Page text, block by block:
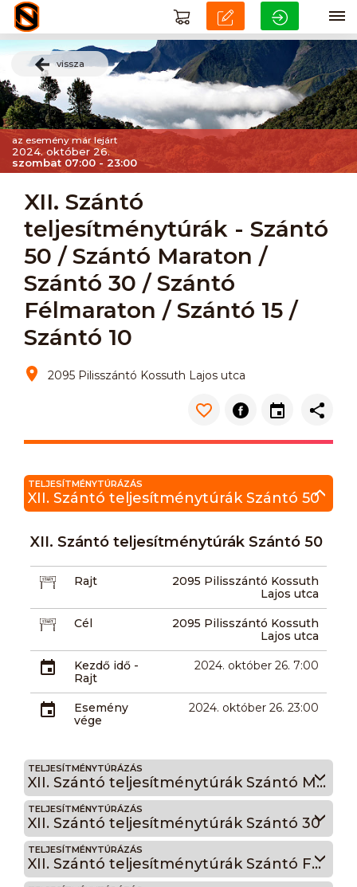
vissza
az esemény már lejárt
2024. október 26.
szombat 07:00 - 23:00
XII. Szántó
teljesítménytúrák - Szántó
50 / Szántó Maraton /
Szántó 30 / Szántó
Félmaraton / Szántó 15 /
Szántó 10
2095 Pilisszántó Kossuth Lajos utca
TELJESÍTMÉNYTÚRÁZÁS
XII. Szántó teljesítménytúrák Szántó 50
XII. Szántó teljesítménytúrák Szántó 50
Rajt
2095 Pilisszántó Kossuth
Lajos utca
Cél
2095 Pilisszántó Kossuth
Lajos utca
Kezdő idő -
Rajt
2024. október 26. 7:00
Esemény
vége
2024. október 26. 23:00
TELJESÍTMÉNYTÚRÁZÁS
XII. Szántó teljesítménytúrák Szántó Maraton
TELJESÍTMÉNYTÚRÁZÁS
XII. Szántó teljesítménytúrák Szántó 30
TELJESÍTMÉNYTÚRÁZÁS
XII. Szántó teljesítménytúrák Szántó Félmaraton